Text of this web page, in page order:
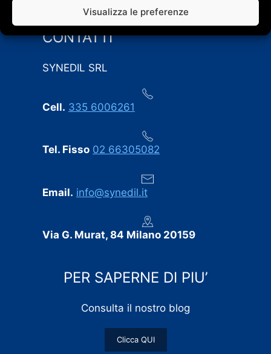
Visualizza le preferenze
CONTATTI
SYNEDIL SRL
Cell. 335 6006261
Tel. Fisso 02 66305082
Email. info@synedil.it
Via G. Murat, 84 Milano 20159
PER SAPERNE DI PIU’
Consulta il nostro blog
Clicca QUI